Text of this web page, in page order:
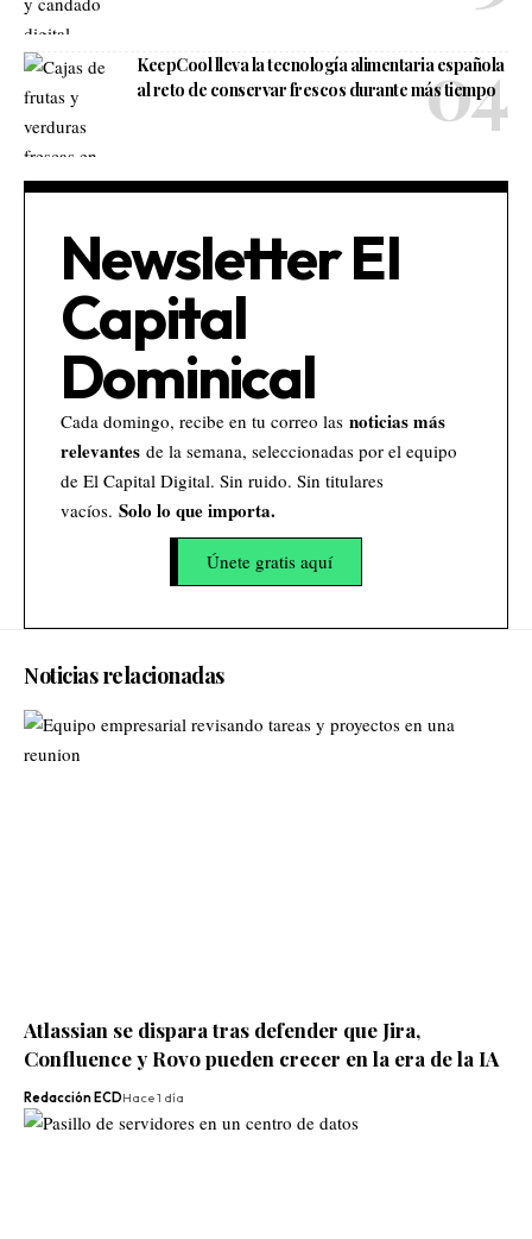
KeepCool lleva la tecnología alimentaria española
al reto de conservar frescos durante más tiempo
Newsletter El
Capital
Dominical
Cada domingo, recibe en tu correo las noticias más
relevantes de la semana, seleccionadas por el equipo
de El Capital Digital. Sin ruido. Sin titulares
vacíos. Solo lo que importa.
Únete gratis aquí
Noticias relacionadas
Atlassian se dispara tras defender que Jira,
Confluence y Rovo pueden crecer en la era de la IA
Redacción ECDHace 1 día